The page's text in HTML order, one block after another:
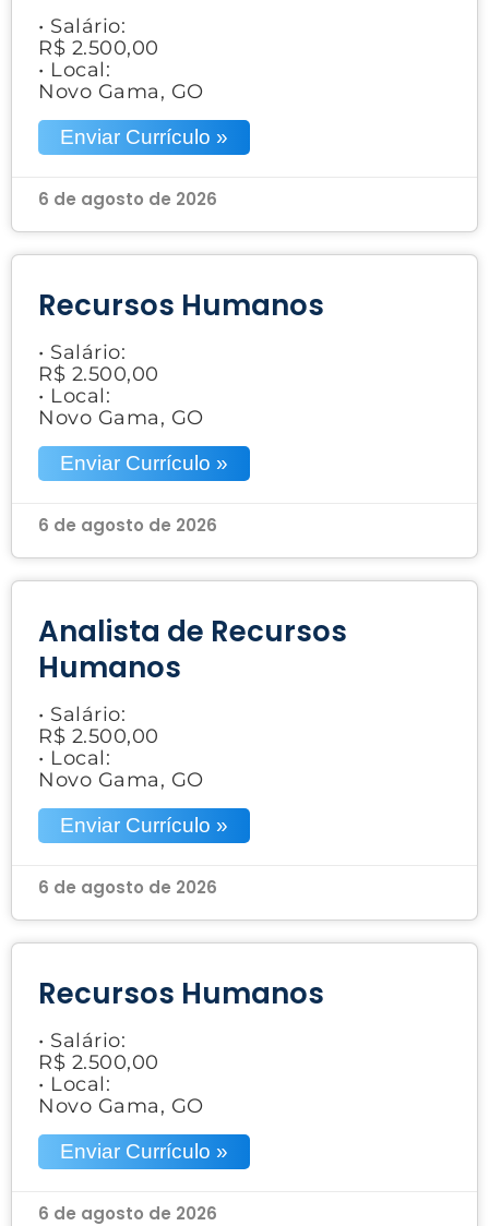
• Salário:
R$ 2.500,00
• Local:
Novo Gama, GO
Enviar Currículo »
6 de agosto de 2026
Recursos Humanos
• Salário:
R$ 2.500,00
• Local:
Novo Gama, GO
Enviar Currículo »
6 de agosto de 2026
Analista de Recursos
Humanos
• Salário:
R$ 2.500,00
• Local:
Novo Gama, GO
Enviar Currículo »
6 de agosto de 2026
Recursos Humanos
• Salário:
R$ 2.500,00
• Local:
Novo Gama, GO
Enviar Currículo »
6 de agosto de 2026